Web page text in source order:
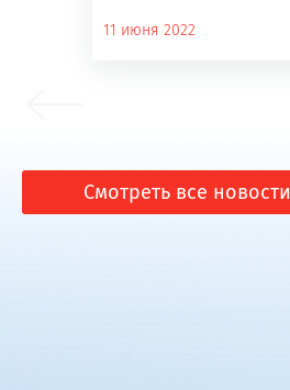
11 июня 2022
Смотреть все новости